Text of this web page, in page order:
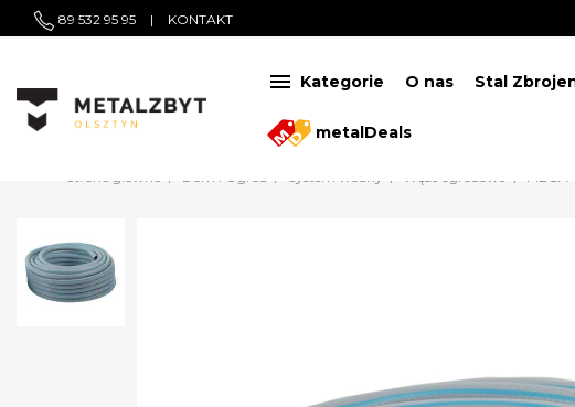
89 532 95 95 | KONTAKT
 Kategorie O nas Stal
metalDeals